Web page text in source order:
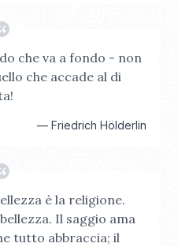
che va a fondo - non
che accade al di
— Friedrich Hölderlin
è la religione.
Il saggio ama
tutto abbraccia; il